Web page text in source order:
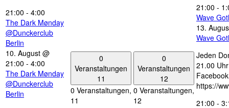
21:00 - 4:00
The Dark Mønday
@Dunckerclub
Berlin
10. August @
21:00 - 4:00
The Dark Mønday
@Dunckerclub
Berlin
0
Veranstaltungen
11
0 Veranstaltungen,
11
0
Veranstaltungen
12
0 Veranstaltungen,
12
21:00 -
Wave
13.
Wave
Jeden
21.00
https://
21:00 -